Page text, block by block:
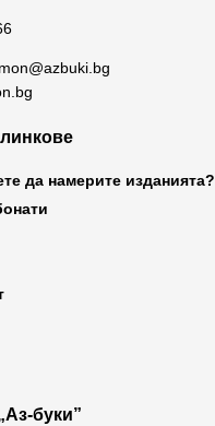
да намерите изданията?
буки”